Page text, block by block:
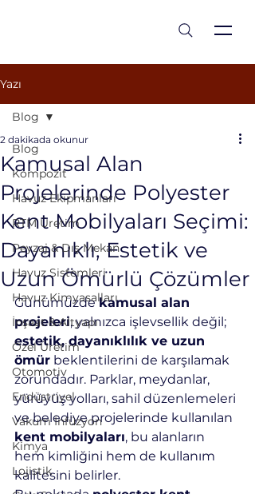
Yazı
Blog
Kompozit
Havuz Ekipmanları
RTM Üretim
Peyzaj & Dış Mekan
Havuz Sistemleri
Havuz Kimyasalları
İnşaat & Altyapı
Özel Üretim
Otomotiv
Endüstriyel
Vakum İnfüzyon
Kimya
Lojistik
Blog
Kamusal Alan
Projelerinde Polyester
Kent Mobilyaları Seçimi:
Dayanıklı, Estetik ve
Uzun Ömürlü Çözümler
2 dakikada okunur
Günümüzde kamusal alan
projeleri, yalnızca işlevsellik değil;
estetik, dayanıklılık ve uzun
ömür beklentilerini de karşılamak
zorundadır. Parklar, meydanlar,
yürüyüş yolları, sahil düzenlemeleri
ve belediye projelerinde kullanılan
kent mobilyaları, bu alanların
hem kimliğini hem de kullanım
kalitesini belirler.